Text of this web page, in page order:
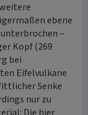
ebene
–
Kopf (269
bei
Eifelvulkane
Senke
nur zu